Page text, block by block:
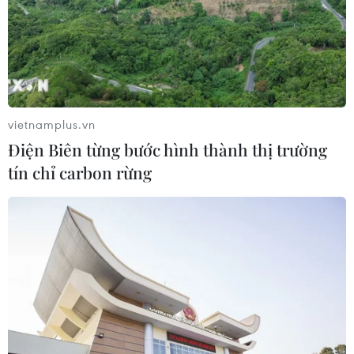
Chủ tịch Liên đoàn Bóng đá thế giới
chịu sức ép chưa từng có
06/08/2026 04:12
Futsal Việt Nam bất bại sau trận hòa
khó tin trước chủ nhà Thái Lan
06/08/2026 02:38
Toàn cảnh ASEAN Cup: Thái
Lan "thắng như chẻ tre", thách thức
tuyển Việt Nam
05/08/2026 07:15
vietnamplus.vn
Điện Biên từng bước hình thành thị trường
tín chỉ carbon rừng